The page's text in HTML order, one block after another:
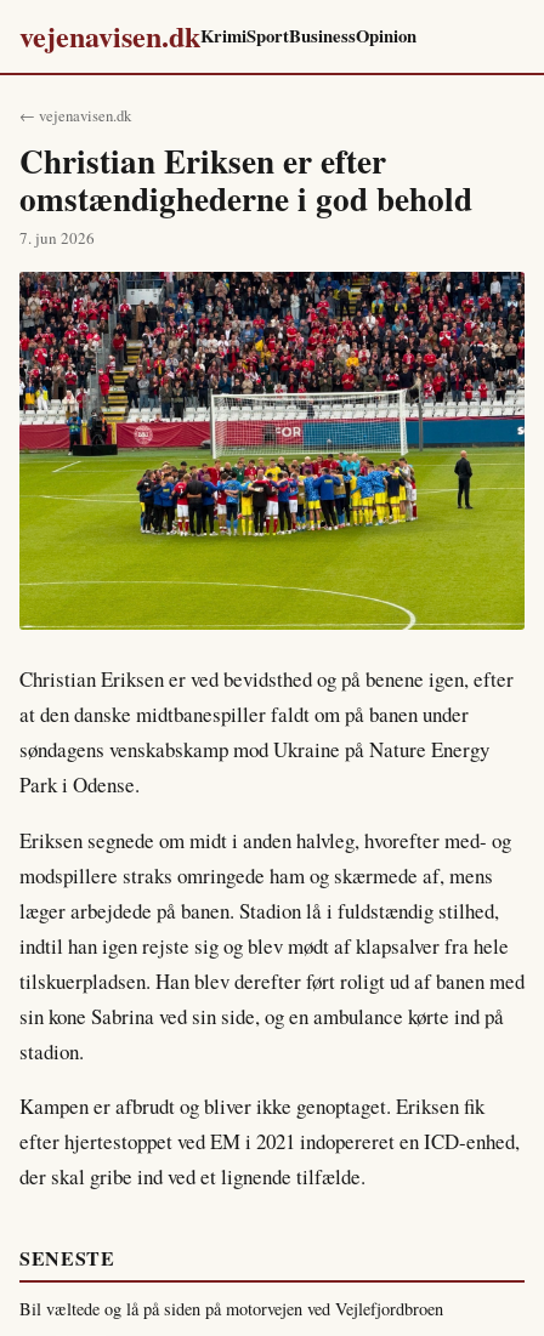
vejenavisen.dkKrimiSportBusinessOpinion
← vejenavisen.dk
Christian Eriksen er efter
omstændighederne i god behold
7. jun 2026
Christian Eriksen er ved bevidsthed og på benene igen, efter
at den danske midtbanespiller faldt om på banen under
søndagens venskabskamp mod Ukraine på Nature Energy
Park i Odense.
Eriksen segnede om midt i anden halvleg, hvorefter med- og
modspillere straks omringede ham og skærmede af, mens
læger arbejdede på banen. Stadion lå i fuldstændig stilhed,
indtil han igen rejste sig og blev mødt af klapsalver fra hele
tilskuerpladsen. Han blev derefter ført roligt ud af banen med
sin kone Sabrina ved sin side, og en ambulance kørte ind på
stadion.
Kampen er afbrudt og bliver ikke genoptaget. Eriksen fik
efter hjertestoppet ved EM i 2021 indopereret en ICD-enhed,
der skal gribe ind ved et lignende tilfælde.
SENESTE
Bil væltede og lå på siden på motorvejen ved Vejlefjordbroen